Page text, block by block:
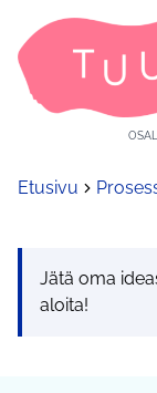
Etusivu
Jätä oma
aloita!